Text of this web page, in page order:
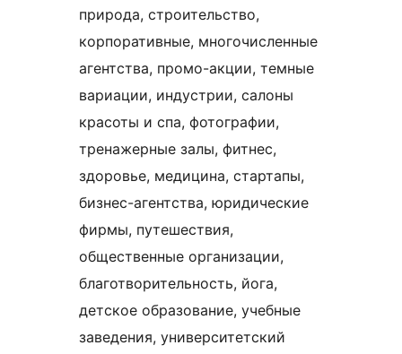
природа, строительство,
корпоративные, многочисленные
агентства, промо-акции, темные
вариации, индустрии, салоны
красоты и спа, фотографии,
тренажерные залы, фитнес,
здоровье, медицина, стартапы,
бизнес-агентства, юридические
фирмы, путешествия,
общественные организации,
благотворительность, йога,
детское образование, учебные
заведения, университетский